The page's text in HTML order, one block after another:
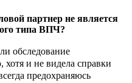
партнер не является
типа ВПЧ?
обследование
хотя и не видела справки
предохраняюсь